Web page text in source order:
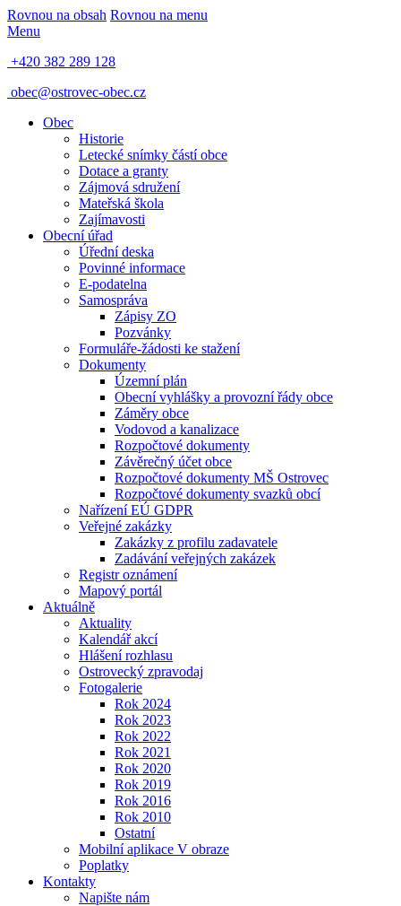
Rovnou na obsah Rovnou na menu
Menu
+420 382 289 128
obec@ostrovec-obec.cz
Obec
Historie
Letecké snímky částí obce
Dotace a granty
Zájmová sdružení
Mateřská škola
Zajímavosti
Obecní úřad
Úřední deska
Povinné informace
E-podatelna
Samospráva
Zápisy ZO
Pozvánky
Formuláře-žádosti ke stažení
Dokumenty
Územní plán
Obecní vyhlášky a provozní řády obce
Záměry obce
Vodovod a kanalizace
Rozpočtové dokumenty
Závěrečný účet obce
Rozpočtové dokumenty MŠ Ostrovec
Rozpočtové dokumenty svazků obcí
Nařízení EÚ GDPR
Veřejné zakázky
Zakázky z profilu zadavatele
Zadávání veřejných zakázek
Registr oznámení
Mapový portál
Aktuálně
Aktuality
Kalendář akcí
Hlášení rozhlasu
Ostrovecký zpravodaj
Fotogalerie
Rok 2024
Rok 2023
Rok 2022
Rok 2021
Rok 2020
Rok 2019
Rok 2016
Rok 2010
Ostatní
Mobilní aplikace V obraze
Poplatky
Kontakty
Napište nám